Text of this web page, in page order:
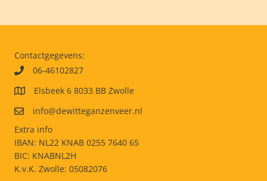
Contactgegevens:
06-46102827
Elsbeek 6 8033 BB Zwolle
info@dewitteganzenveer.nl
Extra info
IBAN: NL22 KNAB 0255 7640 65
BIC: KNABNL2H
K.v.K. Zwolle: 05082076